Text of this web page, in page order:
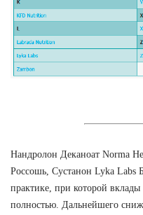
Нандролон Деканоат Norma
Россошь, Сустанон Lyka Labs
практике, при которой
полностью. Дальнейшего